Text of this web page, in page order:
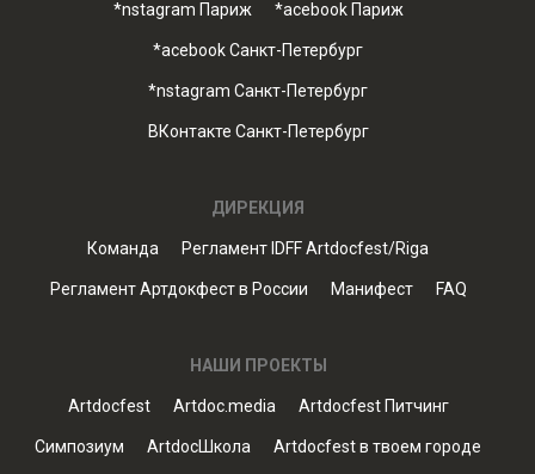
*nstagram Париж *acebook Париж
*acebook Санкт-Петербург
*nstagram Санкт-Петербург
ВКонтакте Санкт-Петербург
ДИРЕКЦИЯ
Команда Регламент IDFF Artdocfest/Riga
Регламент Артдокфест в России Манифест FAQ
НАШИ ПРОЕКТЫ
Artdocfest Artdoc.media Artdocfest Питчинг
Симпозиум ArtdocШкола Artdocfest в твоем городе